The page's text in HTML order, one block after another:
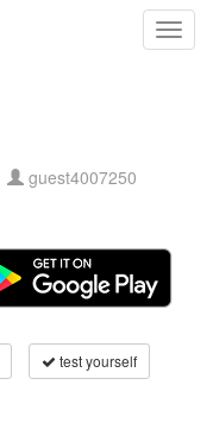
guest4007250
test yourself